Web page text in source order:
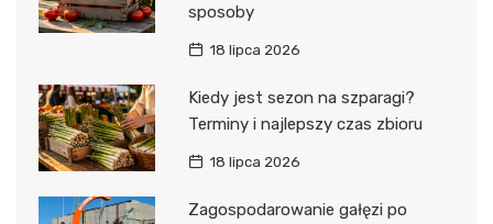
sposoby
18 lipca 2026
Kiedy jest sezon na szparagi?
Terminy i najlepszy czas zbioru
18 lipca 2026
Zagospodarowanie gałęzi po